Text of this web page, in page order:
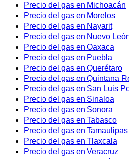
Precio del gas en Michoacán
Precio del gas en Morelos
Precio del gas en Nayarit
Precio del gas en Nuevo León
Precio del gas en Oaxaca
Precio del gas en Puebla
Precio del gas en Querétaro
Precio del gas en Quintana
Precio del gas en San Luis
Precio del gas en Sinaloa
Precio del gas en Sonora
Precio del gas en Tabasco
Precio del gas en Tamaulipas
Precio del gas en Tlaxcala
Precio del gas en Veracruz